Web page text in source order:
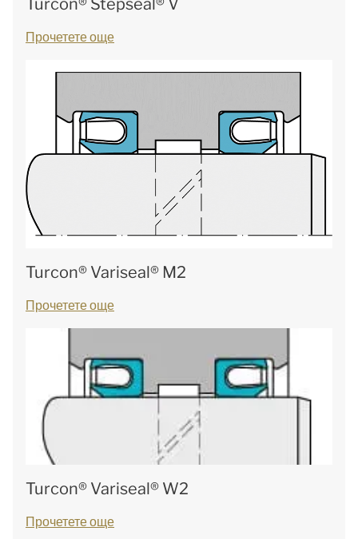
Turcon® Stepseal® V
Прочетете още
Turcon® Variseal® M2
Прочетете още
Turcon® Variseal® W2
Прочетете още